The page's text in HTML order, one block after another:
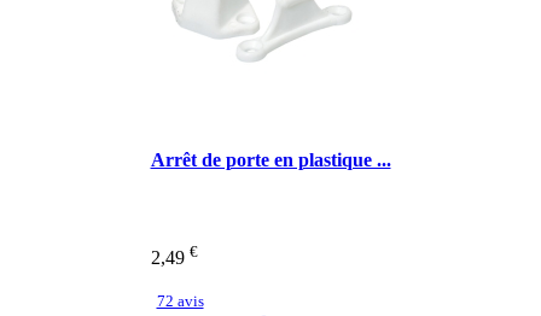
Arrêt de porte en plastique ...
2,49 €
72 avis